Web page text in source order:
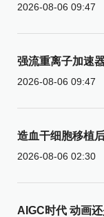
2026-08-06 09:47
强流重离子加速
2026-08-06 09:47
造血干细胞移植
2026-08-06 02:30
AIGC时代 动画